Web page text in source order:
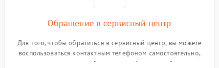
Обращение в сервисный центр
Для того, чтобы обратиться в сервисный центр, вы можете
воспользоваться контактным телефоном самостоятельно,
или оставить свой номер телефона на сайте